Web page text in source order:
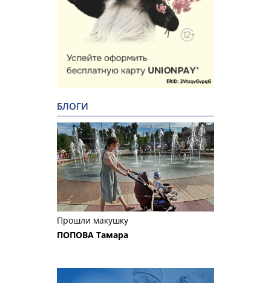
БЛОГИ
Прошли макушку
ПОПОВА Тамара